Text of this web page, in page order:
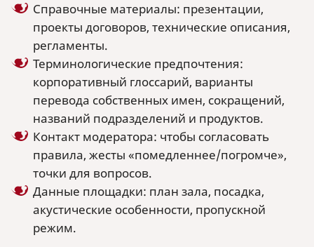
Справочные материалы: презентации,
проекты договоров, технические описания,
регламенты.
Терминологические предпочтения:
корпоративный глоссарий, варианты
перевода собственных имен, сокращений,
названий подразделений и продуктов.
Контакт модератора: чтобы согласовать
правила, жесты «помедленнее/погромче»,
точки для вопросов.
Данные площадки: план зала, посадка,
акустические особенности, пропускной
режим.